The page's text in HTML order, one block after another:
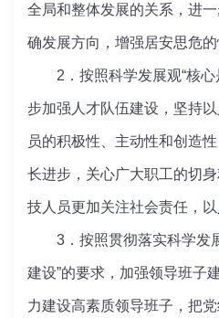
全局和整体发展的关系，进
确发展方向，增强居安思危的
2．按照科学发展观“核心
步加强人才队伍建设，坚持
员的积极性、主动性和创造
长进步，关心广大职工的切
技人员更加关注社会责任，以
3．按照贯彻落实科学发
建设”的要求，加强领导班子
力建设高素质领导班子，把